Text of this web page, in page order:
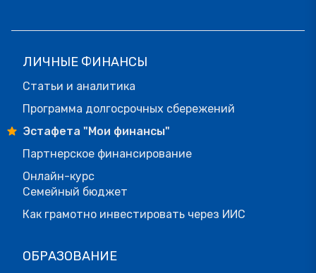
ЛИЧНЫЕ ФИНАНСЫ
Статьи и аналитика
Программа долгосрочных сбережений
Эстафета "Мои финансы"
Партнерское финансирование
Онлайн-курс
Семейный бюджет
Как грамотно инвестировать через ИИС
ОБРАЗОВАНИЕ